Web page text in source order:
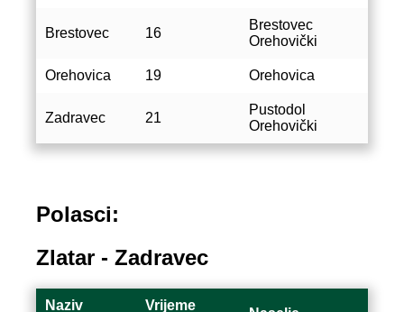
Brestovec 16
Brestovec
Orehovički
Orehovica 19 Orehovica
Zadravec 21
Pustodol
Orehovički
Polasci:
Zlatar - Zadravec
Naziv Vrijeme